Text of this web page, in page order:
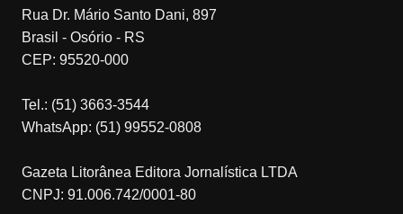
Rua Dr. Mário Santo Dani, 897
Brasil - Osório - RS
CEP: 95520-000
Tel.: (51) 3663-3544
WhatsApp: (51) 99552-0808
Gazeta Litorânea Editora Jornalística LTDA
CNPJ: 91.006.742/0001-80